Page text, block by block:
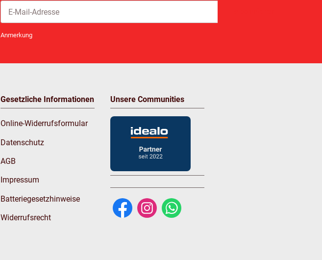
Anmerkung
Gesetzliche Informationen
Online-Widerrufsformular
Datenschutz
AGB
Impressum
Batteriegesetzhinweise
Widerrufsrecht
Unsere Communities